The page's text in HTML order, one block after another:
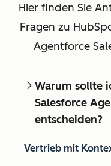
Hier finden Sie
Fragen zu
Agentforce
Warum sollte
Salesforce
entscheiden?
Vertrieb mit